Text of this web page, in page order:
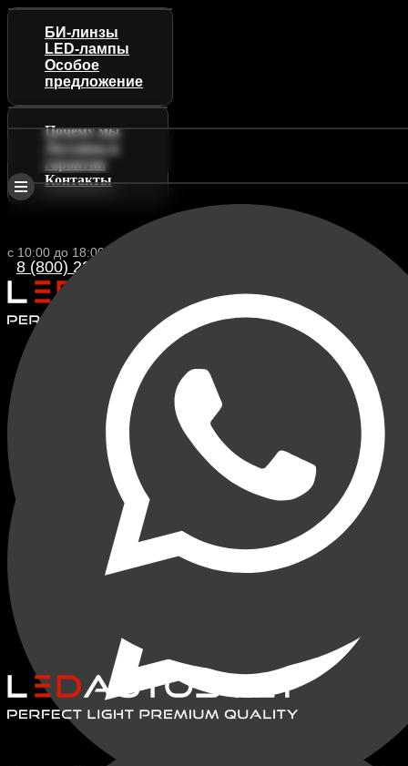
с 10:00 до 18:00 (МСК)
8 (800) 222 88-13
БИ-линзы
LED-лампы
Особое
предложение
Почему мы
Доставка и
гарантии
Контакты
Переходные рамки для
Hyundai Solaris 2010-2014 с
линзой
Solaris
RAZ-H1-036-1
800,00
₽